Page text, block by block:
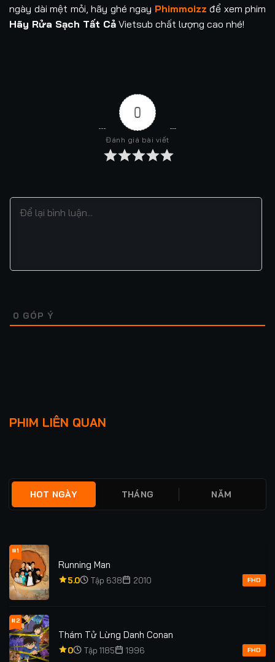
ngày dài mệt mỏi, hãy ghé ngay Phimmoizz để xem phim
Hãy Rửa Sạch Tất Cả Vietsub chất lượng cao nhé!
0
Đánh giá bài viết
0 GÓP Ý
PHIM LIÊN QUAN
NỬA TỈNH NỬA MÊ
HOT NGÀY THÁNG NĂM
#1
Running Man
5.0 Tập 638 2010 FHD
#2
Thám Tử Lừng Danh Conan
0 Tập 1185 1996 FHD